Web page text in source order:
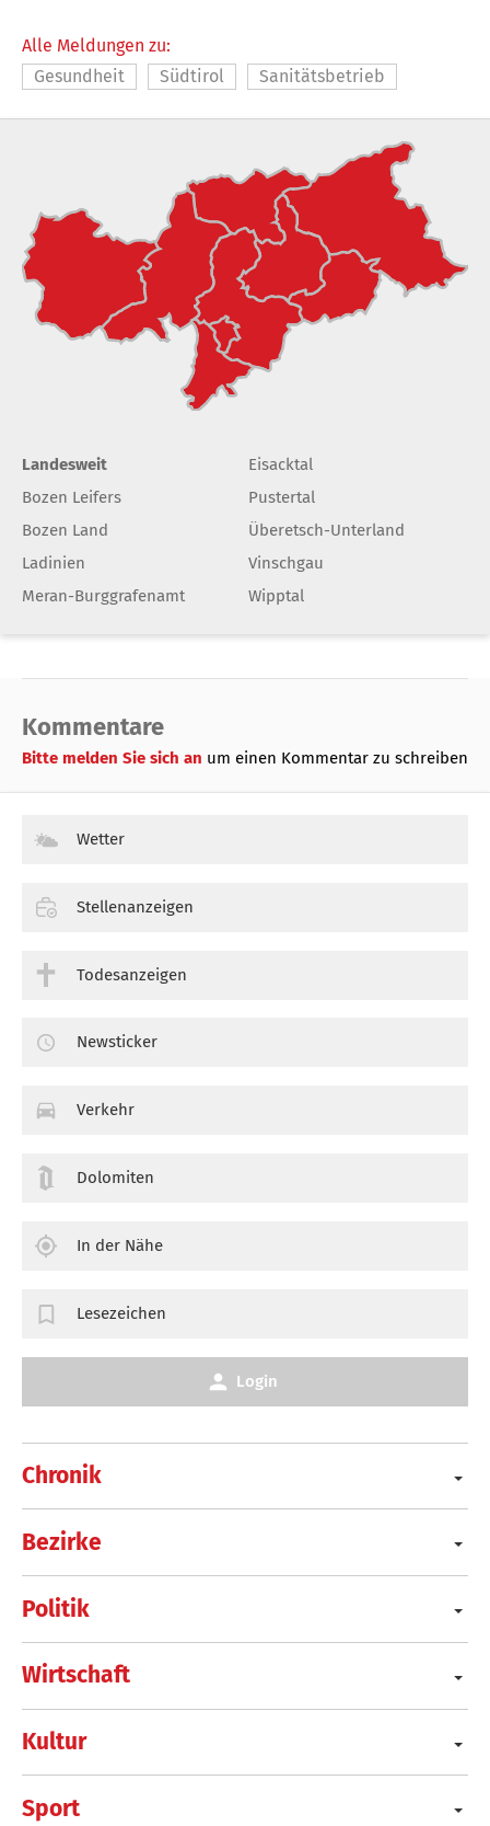
Alle Meldungen zu:
Gesundheit
Südtirol Sanitätsbetrieb
Landesweit
Bozen Leifers
Bozen Land
Ladinien
Meran-Burggrafenamt
Eisacktal
Pustertal
Überetsch-Unterland
Vinschgau
Wipptal
Kommentare
Bitte melden Sie sich an um einen Kommentar zu schreiben
Chronik
Bezirke
Politik
Wirtschaft
Kultur
Sport
Wetter
Stellenanzeigen
Todesanzeigen
Newsticker
Verkehr
Dolomiten
In der Nähe
Lesezeichen
Login